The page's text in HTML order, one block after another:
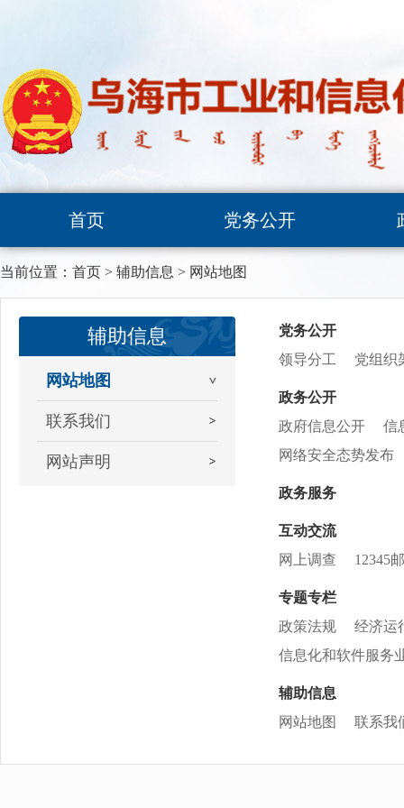
首页 党务公开
当前位置： 首页 > 辅助信息 > 网站地图
辅助信息
网站地图
联系我们
网站声明
党务公开
领导分工
党组织
政务公开
政府信息公开
信
网络安全态势发布
政务服务
互动交流
网上调查
12345
专题专栏
政策法规
经济运
信息化和软件服务
辅助信息
网站地图
联系我